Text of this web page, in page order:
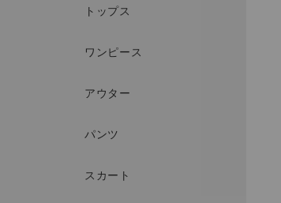
トップス
ワンピース
アウター
パンツ
スカート